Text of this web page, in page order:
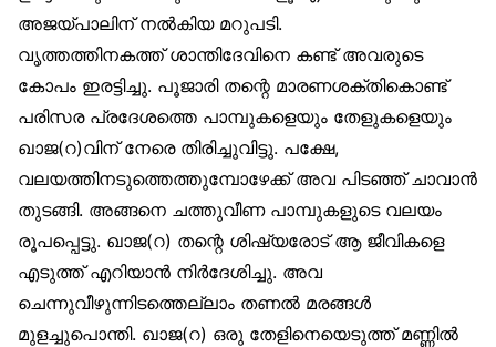
അജയ്പാലിന് നൽകിയ മറുപടി.
വൃത്തത്തിനകത്ത് ശാന്തിദേവിനെ കണ്ട് അവരുടെ
കോപം ഇരട്ടിച്ചു. പൂജാരി തന്റെ മാരണശക്തികൊണ്ട്
പരിസര പ്രദേശത്തെ പാമ്പുകളെയും തേളുകളെയും
ഖാജ(റ)വിന് നേരെ തിരിച്ചുവിട്ടു. പക്ഷേ,
വലയത്തിനടുത്തെത്തുമ്പോഴേക്ക് അവ പിടഞ്ഞ് ചാവാൻ
തുടങ്ങി. അങ്ങനെ ചത്തുവീണ പാമ്പുകളുടെ വലയം
രൂപപ്പെട്ടു. ഖാജ(റ) തന്റെ ശിഷ്യരോട് ആ ജീവികളെ
എടുത്ത് എറിയാൻ നിർദേശിച്ചു. അവ
ചെന്നുവീഴുന്നിടത്തെല്ലാം തണൽ മരങ്ങൾ
മുളച്ചുപൊന്തി. ഖാജ(റ) ഒരു തേളിനെയെടുത്ത് മണ്ണിൽ